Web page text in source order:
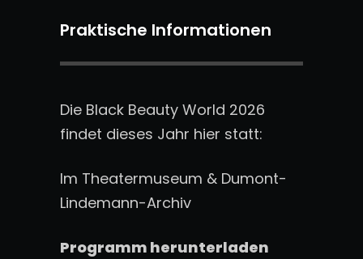
Praktische Informationen
Die Black Beauty World 2026
findet dieses Jahr hier statt:
Im Theatermuseum & Dumont-
Lindemann-Archiv
Programm herunterladen